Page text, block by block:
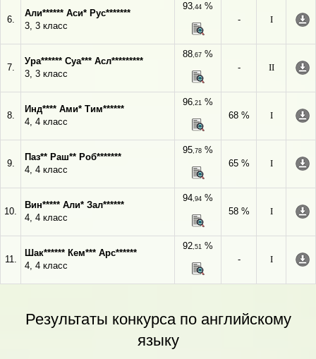
6.
Али****** Аси* Рус*******
3, 3 класс
93,44 %
-
I
7.
Ура****** Суа*** Асл*********
3, 3 класс
88,67 %
-
II
8.
Инд**** Ами* Тим******
4, 4 класс
96,21 %
68 %
I
9.
Паз** Раш** Роб*******
4, 4 класс
95,78 %
65 %
I
10.
Вин***** Али* Зал******
4, 4 класс
94,94 %
58 %
I
11.
Шак****** Кем*** Арс******
4, 4 класс
92,51 %
-
I
Результаты конкурса по английскому
языку